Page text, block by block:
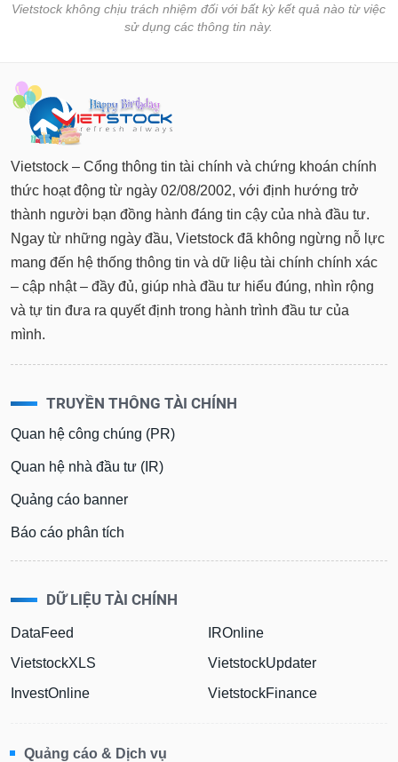
Vietstock không chịu trách nhiệm đối với bất kỳ kết quả nào từ việc
sử dụng các thông tin này.
Vietstock – Cổng thông tin tài chính và chứng khoán chính
thức hoạt động từ ngày 02/08/2002, với định hướng trở
thành người bạn đồng hành đáng tin cậy của nhà đầu tư.
Ngay từ những ngày đầu, Vietstock đã không ngừng nỗ lực
mang đến hệ thống thông tin và dữ liệu tài chính chính xác
– cập nhật – đầy đủ, giúp nhà đầu tư hiểu đúng, nhìn rộng
và tự tin đưa ra quyết định trong hành trình đầu tư của
mình.
TRUYỀN THÔNG TÀI CHÍNH
Quan hệ công chúng (PR)
Quan hệ nhà đầu tư (IR)
Quảng cáo banner
Báo cáo phân tích
DỮ LIỆU TÀI CHÍNH
DataFeed
VietstockXLS
InvestOnline
IROnline
VietstockUpdater
VietstockFinance
Quảng cáo & Dịch vụ